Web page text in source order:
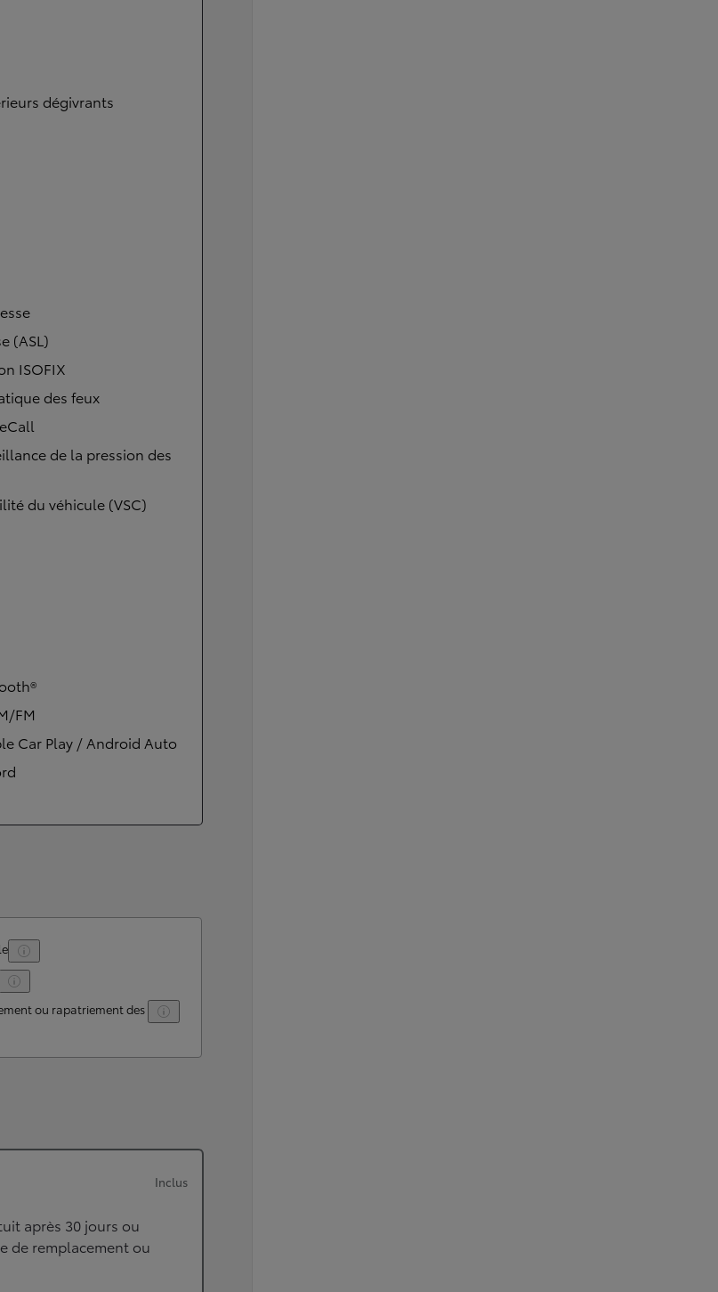
dégivrants
(ASL)
ISOFIX
des feux
de la pression des
du véhicule (VSC)
FM
Car Play / Android Auto
ou rapatriement des
Inclus
après 30 jours ou
de remplacement ou